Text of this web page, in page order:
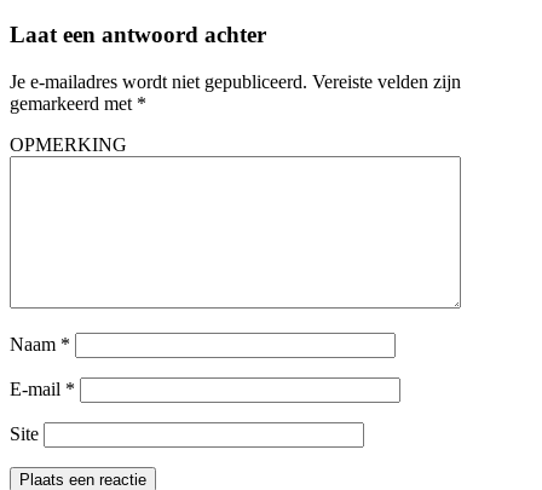
Laat een antwoord achter
Je e-mailadres wordt niet gepubliceerd. Vereiste velden zijn
gemarkeerd met *
OPMERKING
Naam *
E-mail *
Site